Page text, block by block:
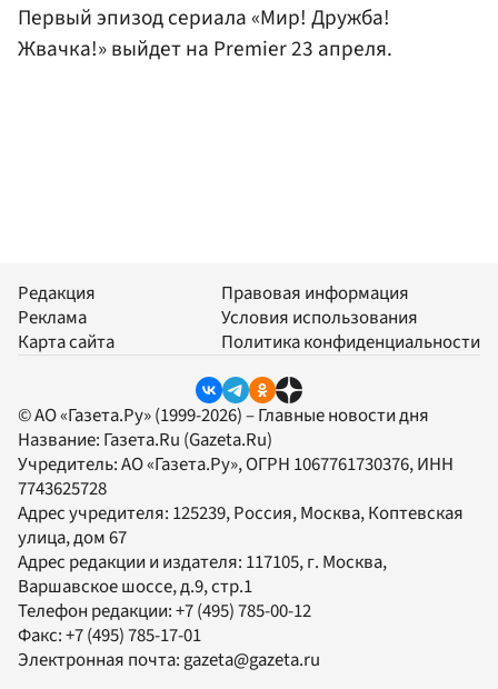
Первый эпизод сериала «Мир! Дружба!
Жвачка!» выйдет на Premier 23 апреля.
Редакция
Реклама
Карта сайта
Правовая информация
Условия использования
Политика конфиденциальности
© АО «Газета.Ру» (1999-2026) – Главные новости дня
Название: Газета.Ru (Gazeta.Ru)
Учредитель:АО «Газета.Ру», ОГРН 1067761730376, ИНН
7743625728
Адрес учредителя: 125239, Россия, Москва, Коптевская
улица, дом 67
Адрес редакции и издателя: 117105, г. Москва,
Варшавское шоссе, д.9, стр.1
Телефон редакции:+7 (495) 785-00-12
Факс:+7 (495) 785-17-01
Электронная почта:gazeta@gazeta.ru